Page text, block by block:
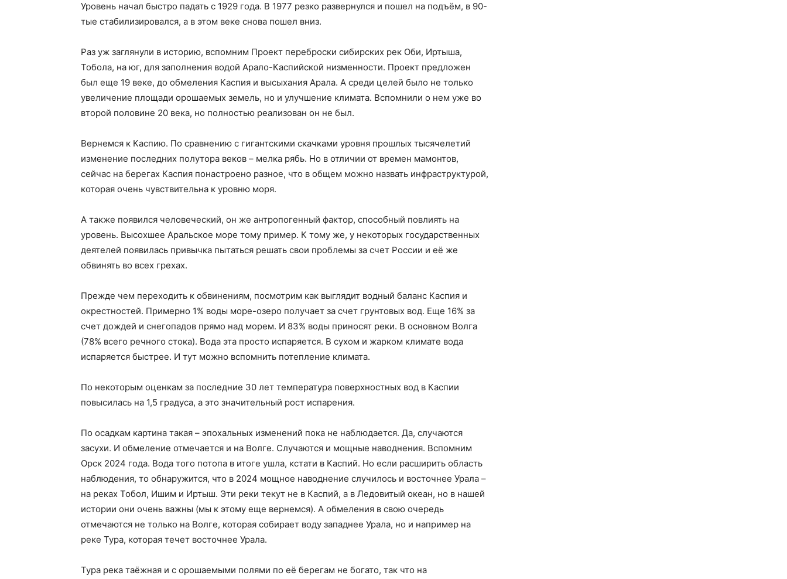
Уровень начал быстро падать с 1929 года. В 1977 резко развернулся и пошел на подъём, в 90-
тые стабилизировался, а в этом веке снова пошел вниз.
Раз уж заглянули в историю, вспомним Проект переброски сибирских рек Оби, Иртыша,
Тобола, на юг, для заполнения водой Арало-Каспийской низменности. Проект предложен
был еще 19 веке, до обмеления Каспия и высыхания Арала. А среди целей было не только
увеличение площади орошаемых земель, но и улучшение климата. Вспомнили о нем уже во
второй половине 20 века, но полностью реализован он не был.
Вернемся к Каспию. По сравнению с гигантскими скачками уровня прошлых тысячелетий
изменение последних полутора веков – мелка рябь. Но в отличии от времен мамонтов,
сейчас на берегах Каспия понастроено разное, что в общем можно назвать инфраструктурой,
которая очень чувствительна к уровню моря.
А также появился человеческий, он же антропогенный фактор, способный повлиять на
уровень. Высохшее Аральское море тому пример. К тому же, у некоторых государственных
деятелей появилась привычка пытаться решать свои проблемы за счет России и её же
обвинять во всех грехах.
Прежде чем переходить к обвинениям, посмотрим как выглядит водный баланс Каспия и
окрестностей. Примерно 1% воды море-озеро получает за счет грунтовых вод. Еще 16% за
счет дождей и снегопадов прямо над морем. И 83% воды приносят реки. В основном Волга
(78% всего речного стока). Вода эта просто испаряется. В сухом и жарком климате вода
испаряется быстрее. И тут можно вспомнить потепление климата.
По некоторым оценкам за последние 30 лет температура поверхностных вод в Каспии
повысилась на 1,5 градуса, а это значительный рост испарения.
По осадкам картина такая – эпохальных изменений пока не наблюдается. Да, случаются
засухи. И обмеление отмечается и на Волге. Случаются и мощные наводнения. Вспомним
Орск 2024 года. Вода того потопа в итоге ушла, кстати в Каспий. Но если расширить область
наблюдения, то обнаружится, что в 2024 мощное наводнение случилось и восточнее Урала –
на реках Тобол, Ишим и Иртыш. Эти реки текут не в Каспий, а в Ледовитый океан, но в нашей
истории они очень важны (мы к этому еще вернемся). А обмеления в свою очередь
отмечаются не только на Волге, которая собирает воду западнее Урала, но и например на
реке Тура, которая течет восточнее Урала.
Тура река таёжная и с орошаемыми полями по её берегам не богато, так что на